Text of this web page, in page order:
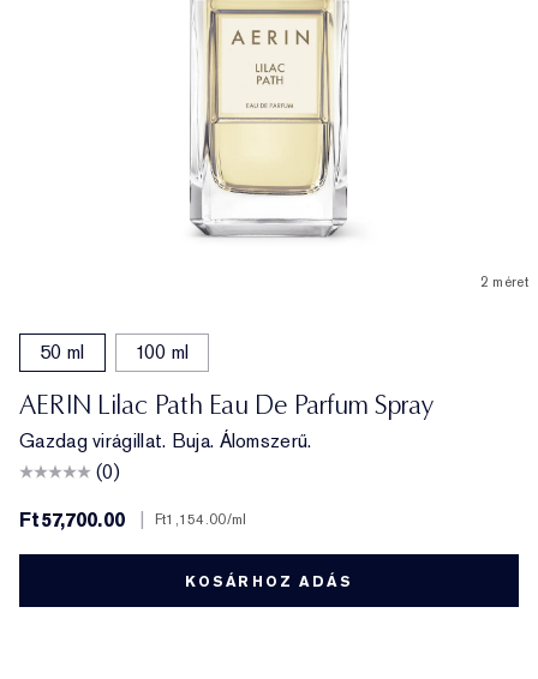
2 méret
50 ml 100 ml
AERIN Lilac Path Eau De Parfum Spray
Gazdag virágillat. Buja. Álomszerű.
(0)
Ft57,700.00
Ft1,154.00/ml
KOSÁRHOZ ADÁS